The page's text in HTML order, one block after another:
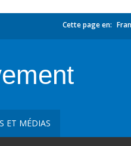
Cette page en:
ET MÉDIAS